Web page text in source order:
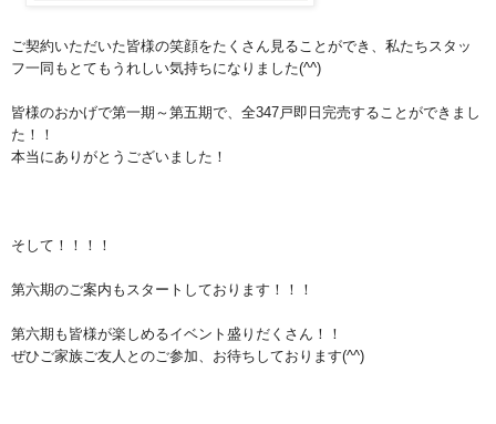
ご契約いただいた皆様の笑顔をたくさん見ることができ、私たちスタッ
フ一同もとてもうれしい気持ちになりました(^^)
皆様のおかげで第一期～第五期で、全347戸即日完売することができまし
た！！
本当にありがとうございました！
そして！！！！
第六期のご案内もスタートしております！！！
第六期も皆様が楽しめるイベント盛りだくさん！！
ぜひご家族ご友人とのご参加、お待ちしております(^^)